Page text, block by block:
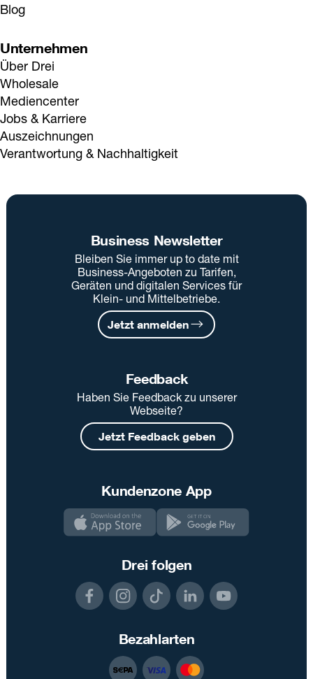
Blog
Unternehmen
Über Drei
Wholesale
Mediencenter
Jobs & Karriere
Auszeichnungen
Verantwortung & Nachhaltigkeit
Business Newsletter
Bleiben Sie immer up to date mit
Business-Angeboten zu Tarifen,
Geräten und digitalen Services für
Klein- und Mittelbetriebe.
Jetzt anmelden
Feedback
Haben Sie Feedback zu unserer
Webseite?
Jetzt Feedback geben
Kundenzone App
Drei folgen
Bezahlarten